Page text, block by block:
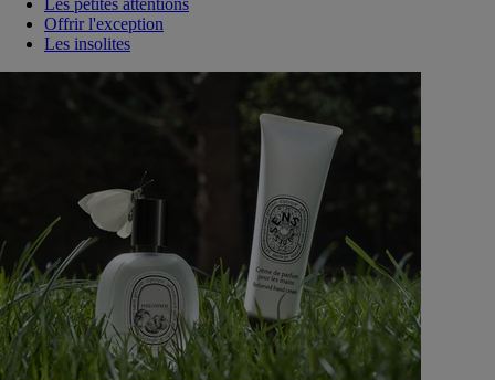
Les petites attentions
Offrir l'exception
Les insolites